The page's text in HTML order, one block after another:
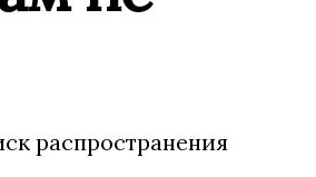
распространения